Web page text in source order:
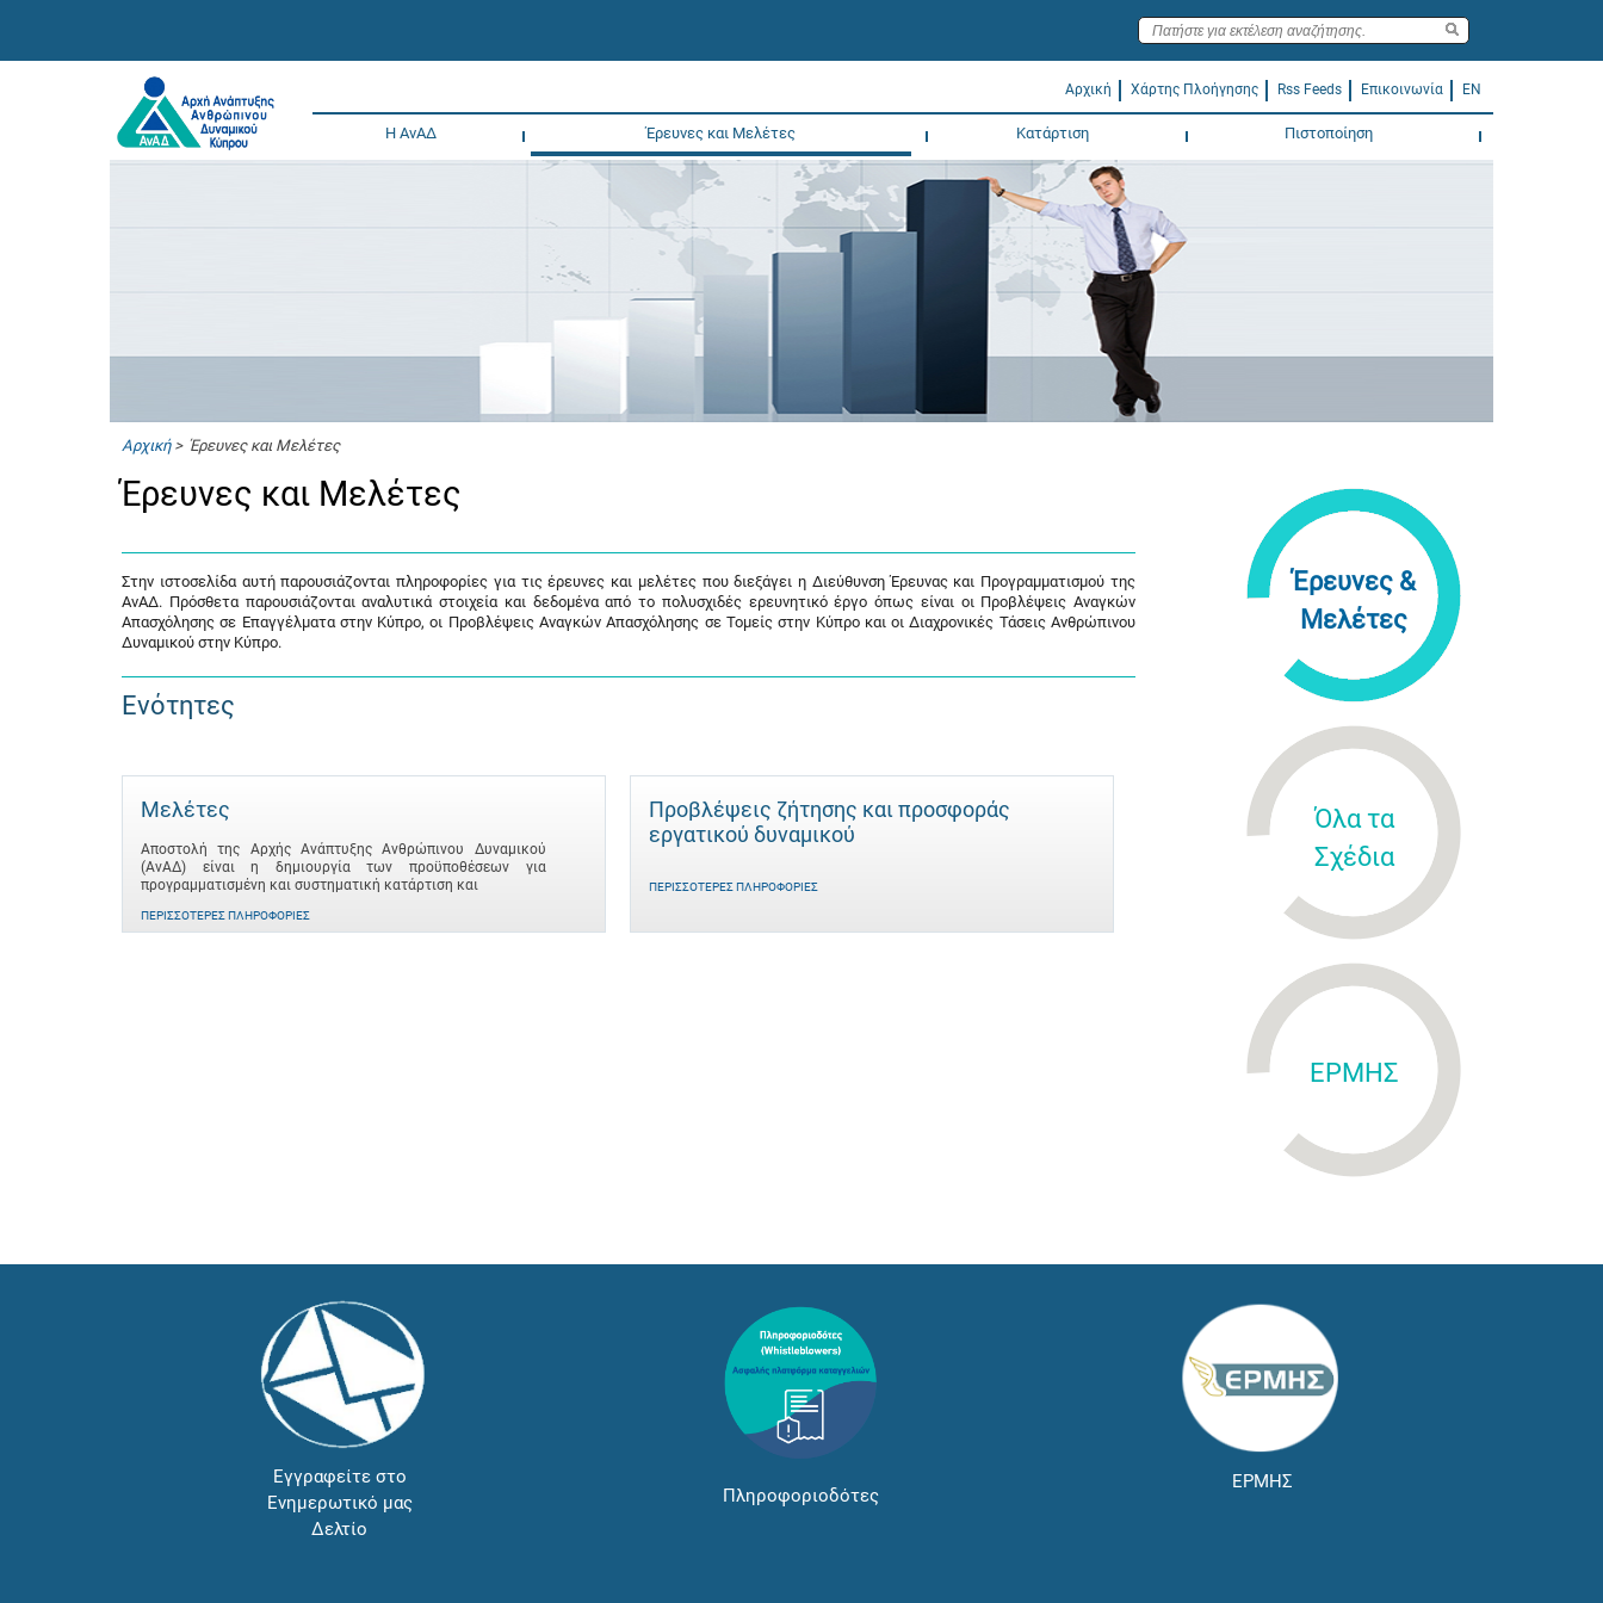
Αρχική Χάρτης Πλοήγησης Rss Feeds Επικοινωνία EN
Η ΑνΑΔ Έρευνες και Μελέτες Κατάρτιση Πιστοποίηση
Αρχική> Έρευνες και Μελέτες
Έρευνες και Μελέτες
Στην ιστοσελίδα αυτή παρουσιάζονται πληροφορίες για τις έρευνες και μελέτες που διεξάγει η Διεύθυνση Έρευνας και Προγραμματισμού της
ΑνΑΔ. Πρόσθετα παρουσιάζονται αναλυτικά στοιχεία και δεδομένα από το πολυσχιδές ερευνητικό έργο όπως είναι οι Προβλέψεις Αναγκών
Απασχόλησης σε Επαγγέλματα στην Κύπρο, οι Προβλέψεις Αναγκών Απασχόλησης σε Τομείς στην Κύπρο και οι Διαχρονικές Τάσεις Ανθρώπινου
Δυναμικού στην Κύπρο.
Ενότητες
Μελέτες
Αποστολή της Αρχής Ανάπτυξης Ανθρώπινου Δυναμικού
(ΑνΑΔ) είναι η δημιουργία των προϋποθέσεων για
προγραμματισμένη και συστηματική κατάρτιση και
ΠΕΡΙΣΣΌΤΕΡΕΣ ΠΛΗΡΟΦΟΡΊΕΣ
Προβλέψεις ζήτησης και προσφοράς
εργατικού δυναμικού
ΠΕΡΙΣΣΌΤΕΡΕΣ ΠΛΗΡΟΦΟΡΊΕΣ
Έρευνες &
Μελέτες
Όλα τα
Σχέδια
ΕΡΜΗΣ
Εγγραφείτε στο
Ενημερωτικό μας
Δελτίο
Πληροφοριοδότες
ΕΡΜΗΣ